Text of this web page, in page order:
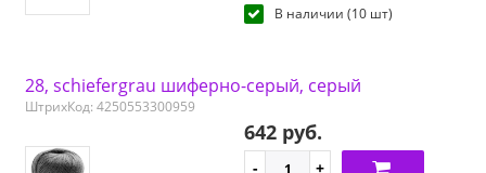
В наличии (10 шт)
28, schiefergrau шиферно-серый, серый
ШтрихКод: 4250553300959
642 руб.